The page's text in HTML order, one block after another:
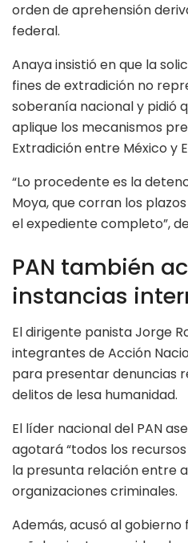
orden de aprehensión
federal.
Anaya insistió en que la
fines de extradición no
soberanía nacional y pidió
aplique los mecanismos
Extradición entre México y
“Lo procedente es la
Moya, que corran los
el expediente completo”,
PAN también
instancias
El dirigente panista Jorge
integrantes de Acción
para presentar denuncias
delitos de lesa humanidad.
El líder nacional del PAN
agotará “todos los
la presunta relación entre
organizaciones criminales.
Además, acusó al